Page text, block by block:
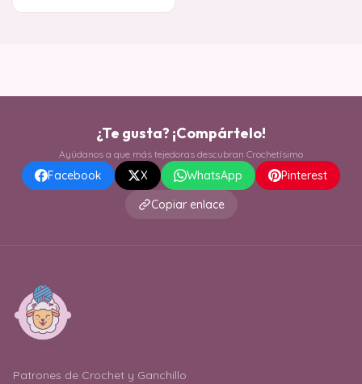
¿Te gusta? ¡Compártelo!
Ayúdanos a que más tejedoras descubran Crochetísimo
Facebook X WhatsApp
Pinterest
Copiar enlace
Patrones de Crochet y Ganchillo